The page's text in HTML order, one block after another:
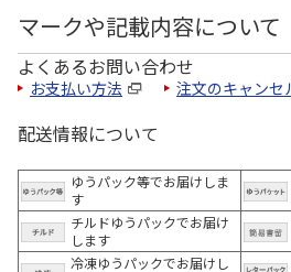
マークや記載内容について
よくあるお問い合わせ
お支払い方法 注文のキャンセ
配送情報について
ゆうパック等でお届けしま
す
チルドゆうパックでお届け
します
冷凍ゆうパックでお届けし